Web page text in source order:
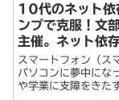
10代のネット依
ンプで克服！文
主催。ネット依
めの「セルフチ
ャンプ」とは？
スマートフォン（ス
パソコンに夢中にな
や学業に支障をきた